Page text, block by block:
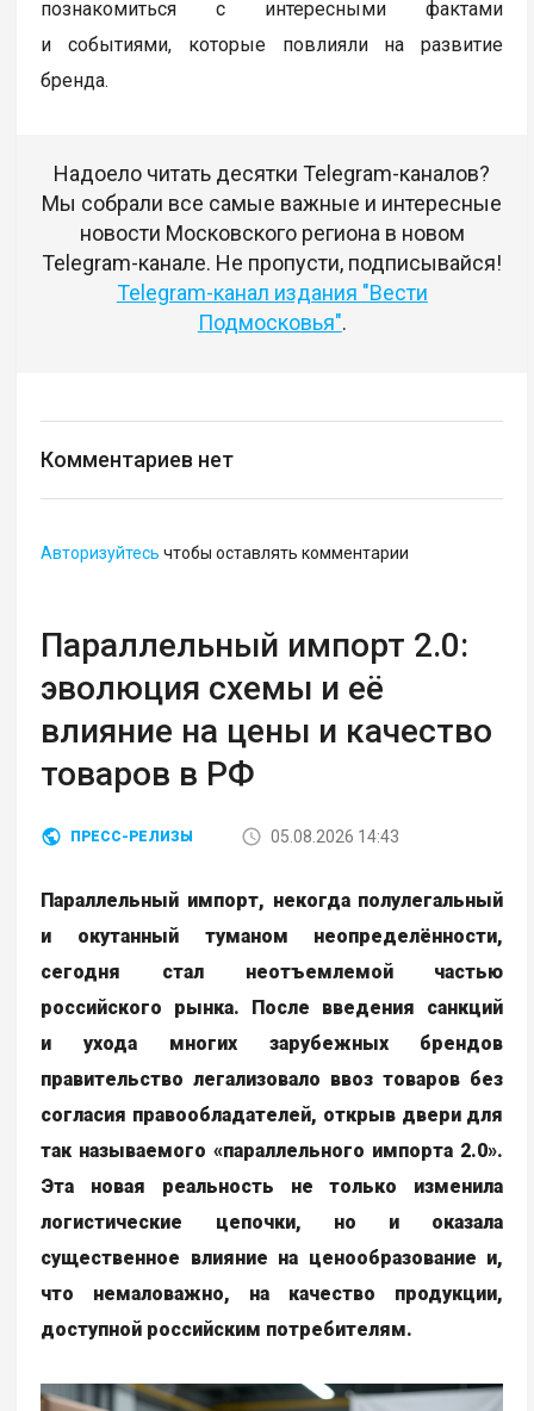
познакомиться с интересными фактами
и событиями, которые повлияли на развитие
бренда.
Надоело читать десятки Telegram-каналов?
Мы собрали все самые важные и интересные
новости Московского региона в новом
Telegram-канале. Не пропусти, подписывайся!
Telegram-канал издания "Вести
Подмосковья".
Комментариев нет
Авторизуйтесь чтобы оставлять комментарии
Параллельный импорт 2.0:
эволюция схемы и её
влияние на цены и качество
товаров в РФ
ПРЕСС-РЕЛИЗЫ 05.08.2026 14:43
Параллельный импорт, некогда полулегальный
и окутанный туманом неопределённости,
сегодня стал неотъемлемой частью
российского рынка. После введения санкций
и ухода многих зарубежных брендов
правительство легализовало ввоз товаров без
согласия правообладателей, открыв двери для
так называемого «параллельного импорта 2.0».
Эта новая реальность не только изменила
логистические цепочки, но и оказала
существенное влияние на ценообразование и,
что немаловажно, на качество продукции,
доступной российским потребителям.